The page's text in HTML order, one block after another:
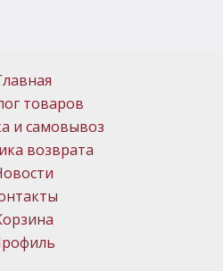
товаров
и самовывоз
возврата